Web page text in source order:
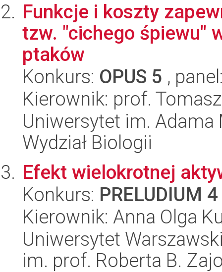
Funkcje i koszty
tzw. "cichego śpiewu"
ptaków
Konkurs: OPUS 5 ,
Kierownik: prof.
Uniwersytet im.
Wydział Biologii
Efekt wielokrotnej
Konkurs: PRELUDIUM 4
Kierownik: Anna Olga
Uniwersytet
im. prof. Roberta B.